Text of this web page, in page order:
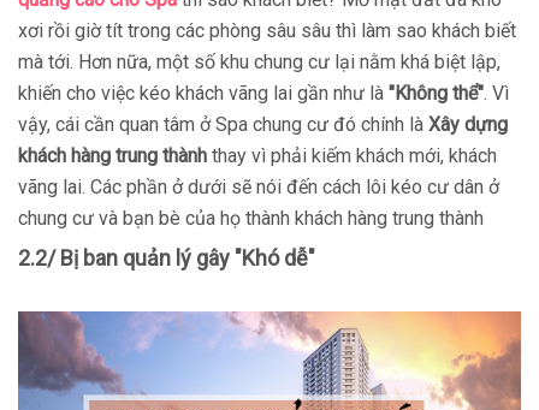
xơi rồi giờ tít trong các phòng sâu sâu thì làm sao khách biết
mà tới. Hơn nữa, một số khu chung cư lại nằm khá biệt lập,
khiến cho việc kéo khách vãng lai gần như là "Không thể". Vì
vậy, cái cần quan tâm ở Spa chung cư đó chính là Xây dựng
khách hàng trung thành thay vì phải kiếm khách mới, khách
vãng lai. Các phần ở dưới sẽ nói đến cách lôi kéo cư dân ở
chung cư và bạn bè của họ thành khách hàng trung thành
2.2/ Bị ban quản lý gây "Khó dễ"